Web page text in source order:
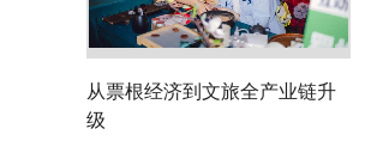
从票根经济到文旅全产业链升
级